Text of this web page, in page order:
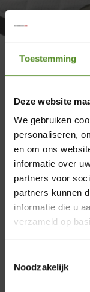
Toestemming
Deze website
We gebruiken
personaliseren,
en om ons
informatie over
partners voor
partners kunnen
informatie die u
verzameld op
Noodzakelijk